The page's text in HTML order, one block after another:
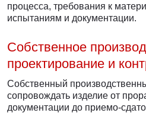
процесса, требования к
испытаниям и документации.
Собственное
проектирование и
Собственный
сопровождать изделие от
документации до приемо-